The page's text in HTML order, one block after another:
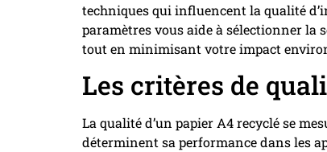
techniques qui influencent la qualité
paramètres vous aide à sélectionner la
tout en minimisant votre impact
Les critères de
La qualité d’un papier A4 recyclé se
déterminent sa performance dans les